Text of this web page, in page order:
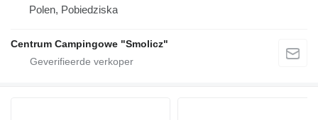
Polen, Pobiedziska
Centrum Campingowe "Smolicz"